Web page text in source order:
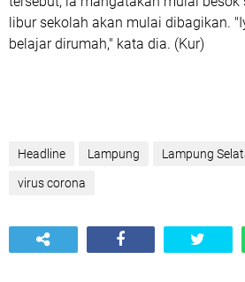
libur sekolah akan mulai dibagikan.
belajar dirumah," kata dia. (Kur)
Headline Lampung Lampung
virus corona